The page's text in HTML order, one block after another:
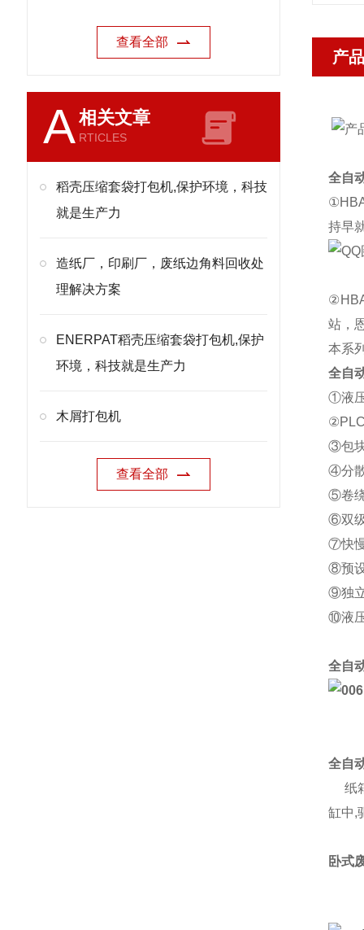
查看全部
A相关文章
RTICLES
稻壳压缩套袋打包机,保护环境，科技
就是生产力
造纸厂，印刷厂，废纸边角料回收处
理解决方案
ENERPAT稻壳压缩套袋打包机,保护
环境，科技就是生产力
木屑打包机
查看全部
产
全自
持早
站，
本系
全自
①液
③包
④分
⑤卷
⑥双
⑦快
⑧预
⑨独
⑩液
全自
全自
纸
缸中,
卧式